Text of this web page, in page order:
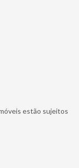
estão sujeitos